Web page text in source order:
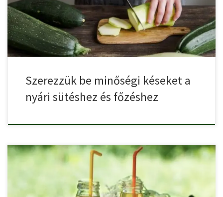
Szerezzük be minőségi késeket a
nyári sütéshez és főzéshez